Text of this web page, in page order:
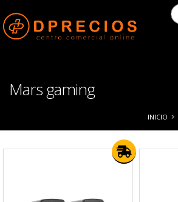
Mars gaming
INICIO